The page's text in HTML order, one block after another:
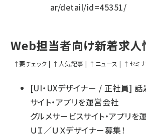
ar/detail/id=45351/
Web担当者向け新着求人
↑要チェック | ↑ 人気記事 | ↑ ニュース | ↑ セミ
[UI・UXデザイナー / 正社員] 話
サイト・アプリを運営会社
グルメサービスサイト・アプリを
ＵＩ／ＵＸデザイナー募集！